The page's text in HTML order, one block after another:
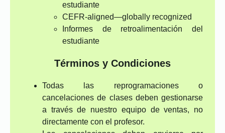
estudiante
CEFR-aligned—globally recognized
Informes de retroalimentación del
estudiante
Términos y Condiciones
Todas las reprogramaciones o
cancelaciones de clases deben gestionarse
a través de nuestro equipo de ventas, no
directamente con el profesor.